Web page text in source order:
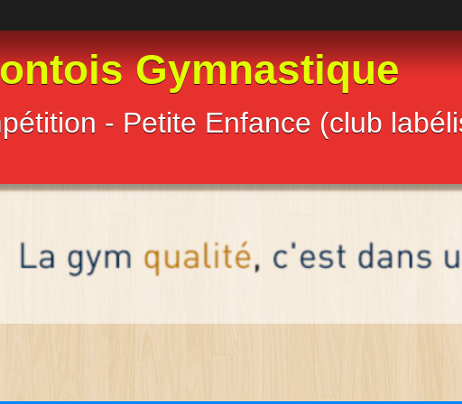
Gymnastique
- Petite Enfance (club